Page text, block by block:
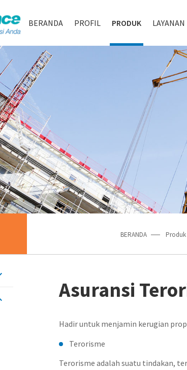
BERANDA PROFIL PRODUK LAYANAN
BERANDA Produk
Asuransi
Hadir untuk menjamin kerugian
Terorisme
Terorisme adalah suatu tindakan,